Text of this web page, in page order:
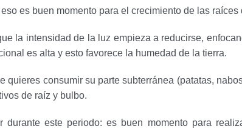
es buen momento para el crecimiento de las raíces
la intensidad de la luz empieza a reducirse,
es alta y esto favorece la humedad de la tierra.
quieres consumir su parte subterránea (patatas,
de raíz y bulbo.
durante este periodo: es buen momento para